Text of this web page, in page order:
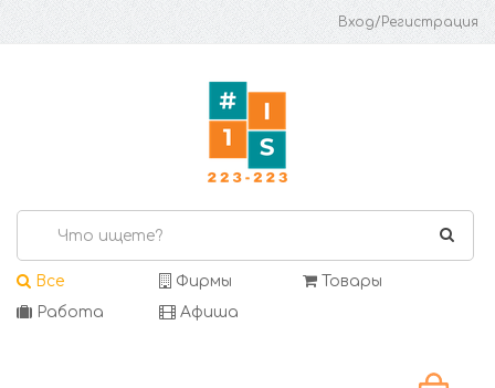
Вход/Регистрация
Все Фирмы
Товары
Работа
Афиша